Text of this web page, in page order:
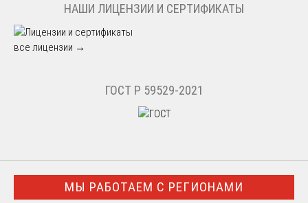
НАШИ ЛИЦЕНЗИИ И СЕРТИФИКАТЫ
все лицензии →
ГОСТ Р 59529-2021
МЫ РАБОТАЕМ С РЕГИОНАМИ